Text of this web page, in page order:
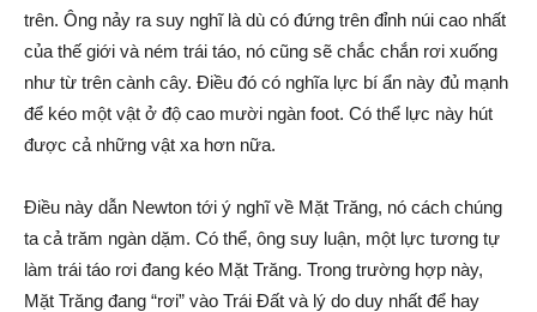
trên. Ông nảy ra suy nghĩ là dù có đứng trên đỉnh núi cao nhất
của thế giới và ném trái táo, nó cũng sẽ chắc chắn rơi xuống
như từ trên cành cây. Điều đó có nghĩa lực bí ẩn này đủ mạnh
để kéo một vật ở độ cao mười ngàn foot. Có thể lực này hút
được cả những vật xa hơn nữa.
Điều này dẫn Newton tới ý nghĩ về Mặt Trăng, nó cách chúng
ta cả trăm ngàn dặm. Có thể, ông suy luận, một lực tương tự
làm trái táo rơi đang kéo Mặt Trăng. Trong trường hợp này,
Mặt Trăng đang “rơi” vào Trái Đất và lý do duy nhất để hay